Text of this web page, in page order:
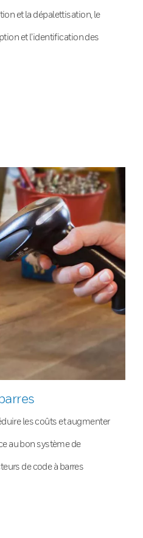
et la dépalettisation, le
et l’identification des
les coûts et augmenter
au bon système de
de code à barres